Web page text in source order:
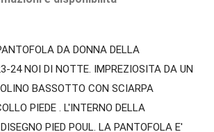
DA DONNA DELLA
24 NOI DI NOTTE. IMPREZIOSITA DA UN
BASSOTTO CON SCIARPA
PIEDE . L'INTERNO DELLA
PIED POUL. LA PANTOFOLA E'